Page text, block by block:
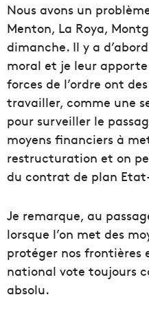
Nous avons un
Menton, La Roya,
dimanche. Il y a
moral et je leur
forces de l’ordre ont
travailler, comme une
pour surveiller le
moyens financiers à
restructuration et on
du contrat de plan
Je remarque, au
lorsque l’on met des
protéger nos frontières
national vote toujours
absolu.